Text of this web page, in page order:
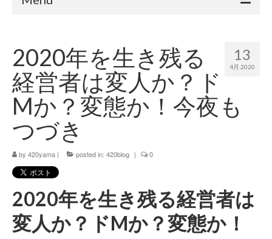
420 shibuya_info
420 shibuya_access
420 shibuya_shop
Instagram:420shibuya_official
About:FOUR TWENTY SHIBUYA
YouTube:420shibuya
420 Blog Full
www.h4wp.com
13
4月 2020
2020年を生き残る
経営者は変人か？ド
Mか？変態か！今夜も
つづき
by 420yama | posted in: 420blog | 0
2020年を生き残る経営者は
変人か？ドMか？変態か！